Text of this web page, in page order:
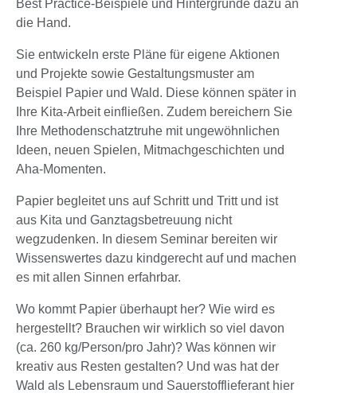
Best Practice-Beispiele und Hintergründe dazu an
die Hand.
Sie entwickeln erste Pläne für eigene Aktionen
und Projekte sowie Gestaltungsmuster am
Beispiel Papier und Wald. Diese können später in
Ihre Kita-Arbeit einfließen. Zudem bereichern Sie
Ihre Methodenschatztruhe mit ungewöhnlichen
Ideen, neuen Spielen, Mitmachgeschichten und
Aha-Momenten.
Papier begleitet uns auf Schritt und Tritt und ist
aus Kita und Ganztagsbetreuung nicht
wegzudenken. In diesem Seminar bereiten wir
Wissenswertes dazu kindgerecht auf und machen
es mit allen Sinnen erfahrbar.
Wo kommt Papier überhaupt her? Wie wird es
hergestellt? Brauchen wir wirklich so viel davon
(ca. 260 kg/Person/pro Jahr)? Was können wir
kreativ aus Resten gestalten? Und was hat der
Wald als Lebensraum und Sauerstofflieferant hier